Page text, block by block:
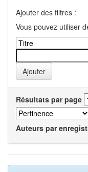
Ajouter des filtres :
Vous pouvez utiliser
Résultats par page
Auteurs par